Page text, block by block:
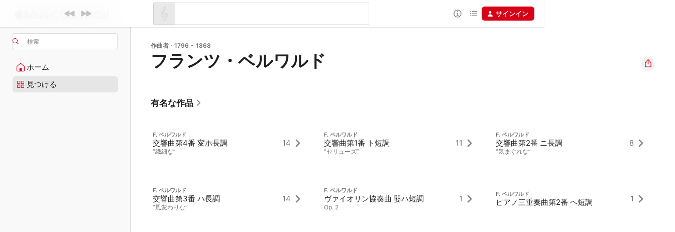
検索
ホーム
見つける
サインイン
作曲者 · 1796 - 1868
フランツ・ベルワルド
有名な作品
F. ベルワルド
交響曲第4番 変ホ長調
“繊細な”
14
F. ベルワルド
交響曲第3番 ハ長調
“風変わりな”
14
F. ベルワルド
交響曲第1番 ト短調
“セリューズ”
11
F. ベルワルド
ヴァイオリン協奏曲 嬰ハ短調
Op. 2
1
F. ベルワルド
交響曲第2番 ニ長調
“気まぐれな”
8
F. ベルワルド
ピアノ三重奏曲第2番 ヘ短調 1